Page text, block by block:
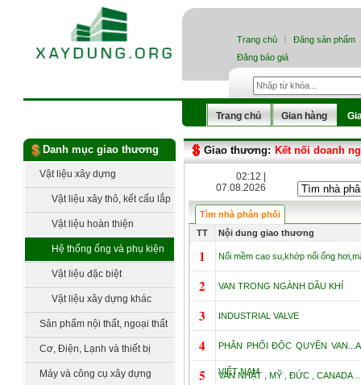
Trang chủ
Đăng sản phẩm
Đăng báo giá
Trang chủ Gian hàng
Danh mục giao thương
Vật liệu xây dựng
Vật liệu xây thô, kết cấu lắp
Vật liệu hoàn thiện
Hệ thống ống và phụ kiện
Vật liệu đặc biệt
Vật liệu xây dựng khác
Sản phẩm nội thất, ngoại thất
Cơ, Điện, Lạnh và thiết bị
công nghệ
Máy và công cụ xây dựng
Giao thương: Kết nối doanh
02:12 |
07.08.2026
Tìm nhà phân phối
TT
Nội dung giao thương
1 Nối mềm cao su,khớp nối ống
2 VAN TRONG NGÀNH DẦU KHÍ
3 INDUSTRIAL VALVE
4 PHÂN PHỐI ĐỘC QUYỀN
VIỆT NAM
5 VAN NHẬT , MỸ , ĐỨC , CANADA